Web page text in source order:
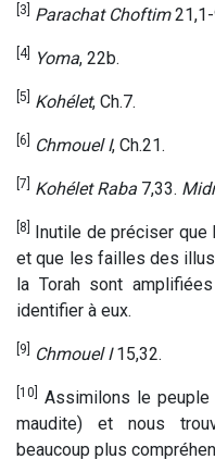
[3] Parachat Choftim21,1-
[4] Yoma, 22b.
[5] Kohélet, Ch.7.
[6] Chmouel I, Ch.21.
[7] Kohélet Raba 7,33.
[8] Inutile de préciser que
et que les failles des
la Torah sont
identifier à eux.
[9] Chmouel I15,32.
[10]
Assimilons le peuple
maudite) et nous
beaucoup plus